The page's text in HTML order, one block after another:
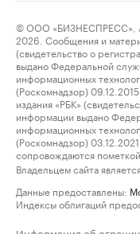
© ООО «БИЗНЕСПРЕСС»,
2026. Сообщения и
(свидетельство о
выдано Федеральной
информационных
(Роскомнадзор)
издания «РБК»
информации выдано
информационных
(Роскомнадзор)
сопровождаются пометкой
Владельцем сайта
Данные предоставлены:
Индексы облигаций